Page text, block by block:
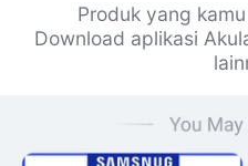
Produk yang
Download aplikasi